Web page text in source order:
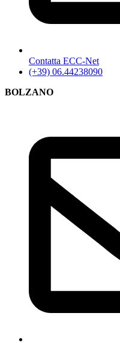
Contatta ECC-Net
(+39) 06.44238090
BOLZANO